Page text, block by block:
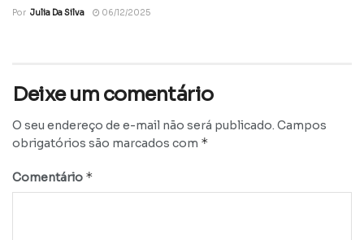
Por Julia Da Silva 06/12/2025
Deixe um comentário
O seu endereço de e-mail não será publicado. Campos
obrigatórios são marcados com *
Comentário *